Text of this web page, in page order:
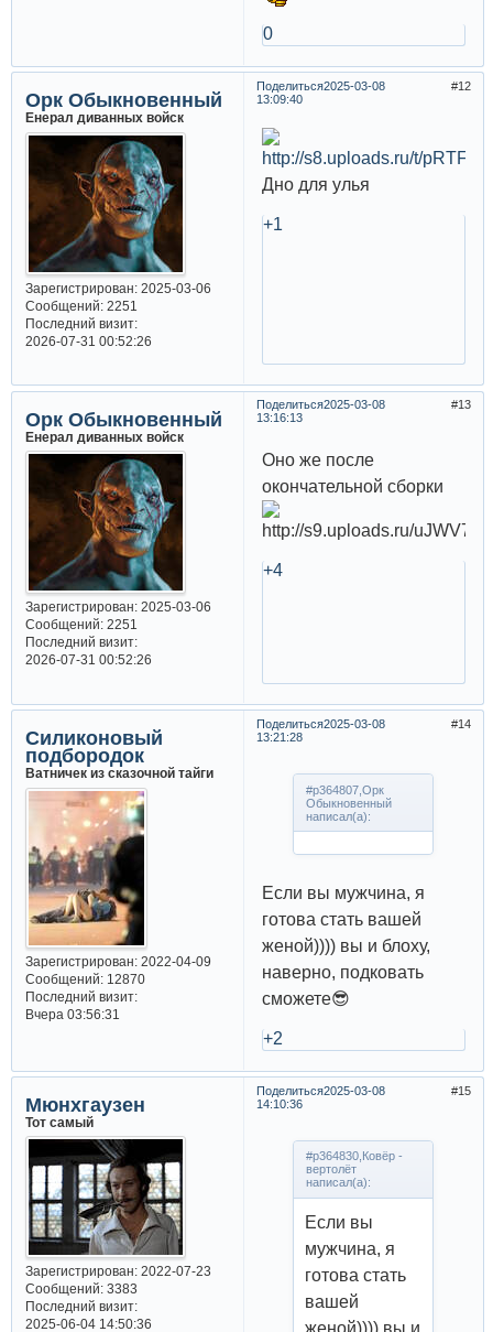
0
Поделиться 12
2025-03-08
13:09:40
Орк Обыкновенный
Енерал диванных войск
Зарегистрирован: 2025-03-06
Сообщений:2251
Последний визит:
2026-07-31 00:52:26
Дно для улья
+1
Поделиться 13
2025-03-08
13:16:13
Орк Обыкновенный
Енерал диванных войск
Зарегистрирован: 2025-03-06
Сообщений:2251
Последний визит:
2026-07-31 00:52:26
Оно же после
окончательной сборки
+4
Поделиться 14
2025-03-08
13:21:28
Силиконовый
подбородок
Ватничек из сказочной тайги
Зарегистрирован: 2022-04-09
Сообщений:12870
Последний визит:
Вчера 03:56:31
#p364807,Орк
Обыкновенный
написал(а):
Если вы мужчина, я
готова стать вашей
женой)))) вы и блоху,
наверно, подковать
сможете😎
+2
Поделиться 15
2025-03-08
14:10:36
Мюнхгаузен
Тот самый
Зарегистрирован: 2022-07-23
Сообщений:3383
Последний визит:
2025-06-04 14:50:36
#p364830,Ковёр -
вертолёт
написал(а):
Если вы
мужчина, я
готова стать
вашей
женой)))) вы и